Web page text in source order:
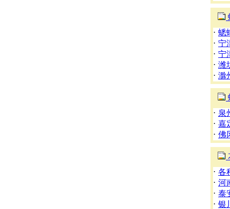
· 蟋
· 宁
· 宁
· 潍
· 滁
· 泉
· 嘉
· 佛
· 各
· 河
· 泰
· 银